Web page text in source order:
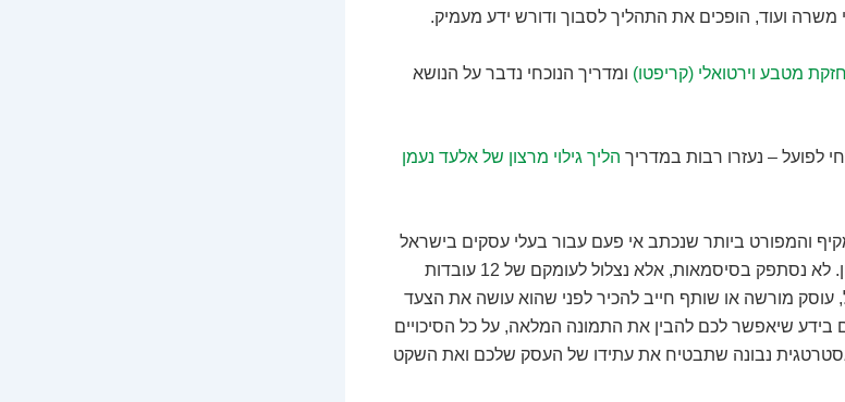
משרה ועוד, הופכים את התהליך לסבוך ודורש ידע מעמיק.
מטבע וירטואלי (קריפטו) ומדריך הנוכחי נדבר על הנושא
לפועל – נעזרו רבות במדריך הליך גילוי מרצון של אלעד נעמן
והמפורט ביותר שנכתב אי פעם עבור בעלי עסקים בישראל
השוקלים לפנות להליך גילוי מרצון. לא נסתפק בסיסמאות, אלא נצלול לעומקם של 12 עובדות
מנכ"ל, עוסק מורשה או שותף חייב להכיר לפני שהוא עושה את הצעד
בידע שיאפשר לכם להבין את התמונה המלאה, על כל הסיכויים
נבונה שתבטיח את עתידו של העסק שלכם ואת השקט